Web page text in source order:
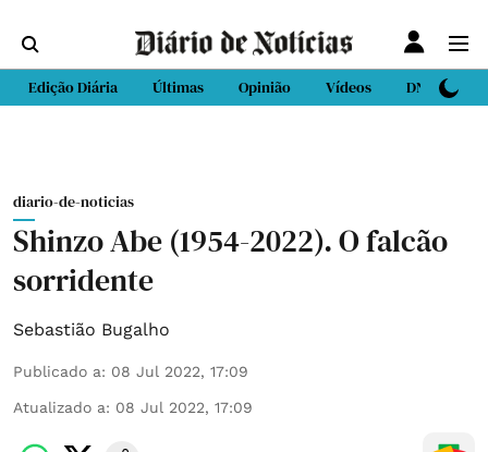
Edição Diária Últimas Opinião Vídeos DN Sport
diario-de-noticias
Shinzo Abe (1954-2022). O falcão
sorridente
Sebastião Bugalho
Publicado a: 08 Jul 2022, 17:09
Atualizado a: 08 Jul 2022, 17:09